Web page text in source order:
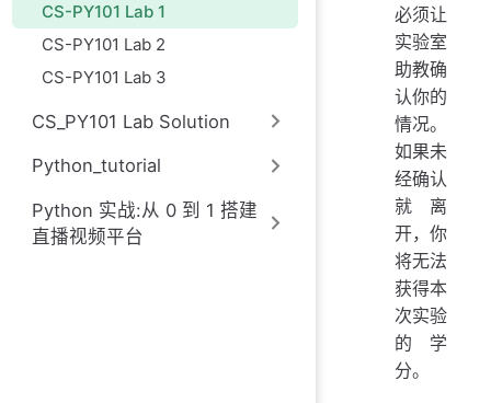
CS-PY101 Lab 1
CS-PY101 Lab 2
CS-PY101 Lab 3
CS_PY101 Lab Solution
Python_tutorial
Python 实战:从 0 到 1 搭建
直播视频平台
必须让
实验室
助教确
认你的
情况。
如果未
经确认
就离
开，你
将无法
获得本
次实验
的学
分。